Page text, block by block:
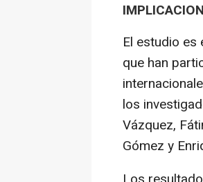
El estudio
que han
los
Vázquez,
Gómez y